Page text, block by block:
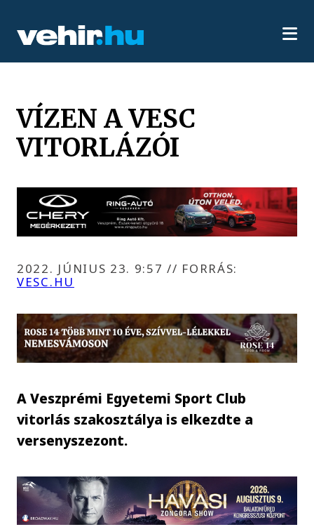
VÍZEN A VESC
VITORLÁZÓI
2022. JÚNIUS 23. 9:57// FORRÁS:
VESC.HU
A Veszprémi Egyetemi Sport Club
vitorlás szakosztálya is elkezdte a
versenyszezont.